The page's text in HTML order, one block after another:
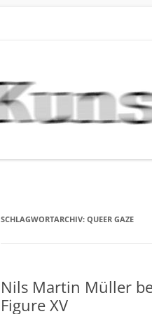
SCHLAGWORTARCHIV: QUEER GAZE
Nils Martin Müller
Figure XV